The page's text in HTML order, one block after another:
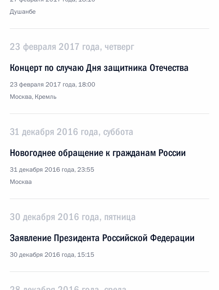
Душанбе
23 февраля 2017 года, четверг
Концерт по случаю Дня защитника Отечества
23 февраля 2017 года, 18:00
Москва, Кремль
31 декабря 2016 года, суббота
Новогоднее обращение к гражданам России
31 декабря 2016 года, 23:55
Москва
30 декабря 2016 года, пятница
Заявление Президента Российской Федерации
30 декабря 2016 года, 15:15